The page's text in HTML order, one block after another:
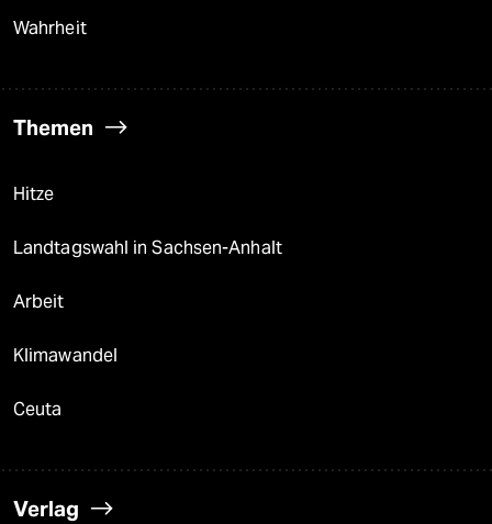
Wahrheit
Themen
Hitze
Landtagswahl in Sachsen-Anhalt
Arbeit
Klimawandel
Ceuta
Verlag